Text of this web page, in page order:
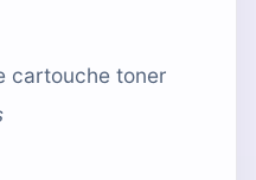
cartouche toner